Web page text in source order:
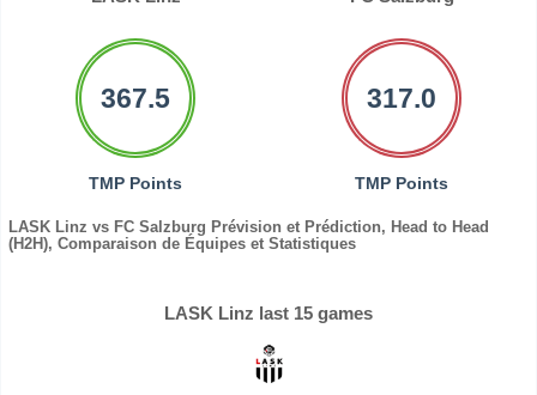
367.5
TMP Points
317.0
TMP Points
LASK Linz vs FC Salzburg Prévision et Prédiction, Head to Head
(H2H), Comparaison de Équipes et Statistiques
LASK Linz last 15 games